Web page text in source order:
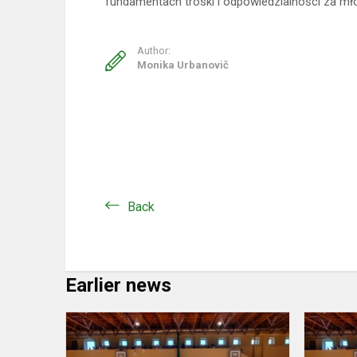
Author:
Monika Urbanovič
Back
Earlier news
Zawody
gry